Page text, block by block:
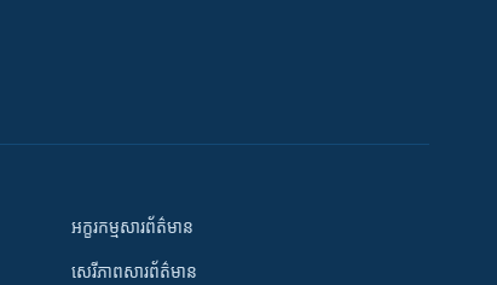
អក្ខរកម្មសារព័ត៌មាន
សេរីភាពសារព័ត៌មាន